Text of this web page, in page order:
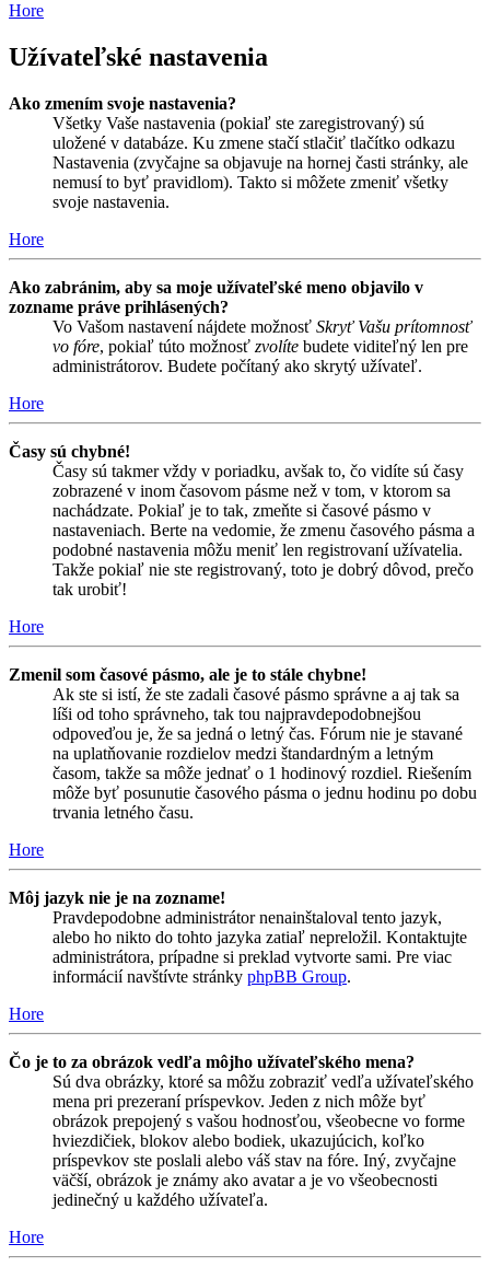
Hore
Užívateľské nastavenia
Ako zmením svoje nastavenia?
Všetky Vaše nastavenia (pokiaľ ste zaregistrovaný) sú
uložené v databáze. Ku zmene stačí stlačiť tlačítko odkazu
Nastavenia (zvyčajne sa objavuje na hornej časti stránky, ale
nemusí to byť pravidlom). Takto si môžete zmeniť všetky
svoje nastavenia.
Hore
Ako zabránim, aby sa moje užívateľské meno objavilo v
zozname práve prihlásených?
Vo Vašom nastavení nájdete možnosť Skryť Vašu prítomnosť
vo fóre, pokiaľ túto možnosť zvolíte budete viditeľný len pre
administrátorov. Budete počítaný ako skrytý užívateľ.
Hore
Časy sú chybné!
Časy sú takmer vždy v poriadku, avšak to, čo vidíte sú časy
zobrazené v inom časovom pásme než v tom, v ktorom sa
nachádzate. Pokiaľ je to tak, zmeňte si časové pásmo v
nastaveniach. Berte na vedomie, že zmenu časového pásma a
podobné nastavenia môžu meniť len registrovaní užívatelia.
Takže pokiaľ nie ste registrovaný, toto je dobrý dôvod, prečo
tak urobiť!
Hore
Zmenil som časové pásmo, ale je to stále chybne!
Ak ste si istí, že ste zadali časové pásmo správne a aj tak sa
líši od toho správneho, tak tou najpravdepodobnejšou
odpoveďou je, že sa jedná o letný čas. Fórum nie je stavané
na uplatňovanie rozdielov medzi štandardným a letným
časom, takže sa môže jednať o 1 hodinový rozdiel. Riešením
môže byť posunutie časového pásma o jednu hodinu po dobu
trvania letného času.
Hore
Môj jazyk nie je na zozname!
Pravdepodobne administrátor nenainštaloval tento jazyk,
alebo ho nikto do tohto jazyka zatiaľ nepreložil. Kontaktujte
administrátora, prípadne si preklad vytvorte sami. Pre viac
informácií navštívte stránky phpBB Group.
Hore
Čo je to za obrázok vedľa môjho užívateľského mena?
Sú dva obrázky, ktoré sa môžu zobraziť vedľa užívateľského
mena pri prezeraní príspevkov. Jeden z nich môže byť
obrázok prepojený s vašou hodnosťou, všeobecne vo forme
hviezdičiek, blokov alebo bodiek, ukazujúcich, koľko
príspevkov ste poslali alebo váš stav na fóre. Iný, zvyčajne
väčší, obrázok je známy ako avatar a je vo všeobecnosti
jedinečný u každého užívateľa.
Hore